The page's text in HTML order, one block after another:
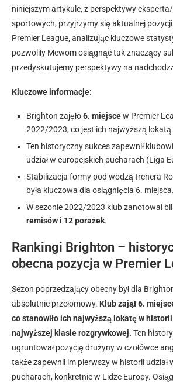
niniejszym artykule, z perspektywy
sportowych, przyjrzymy się aktualnej
Premier League, analizując kluczowe
pozwoliły Mewom osiągnąć tak znaczący
przedyskutujemy perspektywy na
Kluczowe informacje:
Brighton zajęło6. miejscew Premier
2022/2023, co jest ich najwyższą
Ten historyczny sukces zapewnił
udział w europejskich pucharach (Liga
Stabilizacja formy pod wodzą trenera
była kluczowa dla osiągnięcia 6. miejsca.
W sezonie 2022/2023 klub zanotował
remisów i 12 porażek.
Rankingi Brighton –
obecna pozycja w Premier
Sezon poprzedzający obecny był dla
absolutnie przełomowy. Klub zajął 6.
co stanowiło ich najwyższą lokatę w
najwyższej klasie rozgrywkowej. Ten
ugruntował pozycję drużyny w czołówce
także zapewnił im pierwszy w historii udział
pucharach, konkretnie w Lidze Europy.